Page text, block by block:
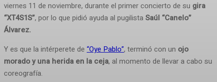
viernes 11 de noviembre, durante el primer concierto de su gira
“XT4S1S”, por lo que pidió ayuda al pugilistaSaúl “Canelo”
Álvarez.
Y es que la intérperete de “Oye Pablo”, terminó con un ojo
morado y una herida en la ceja, al momento de llevar a cabo su
coreografía.